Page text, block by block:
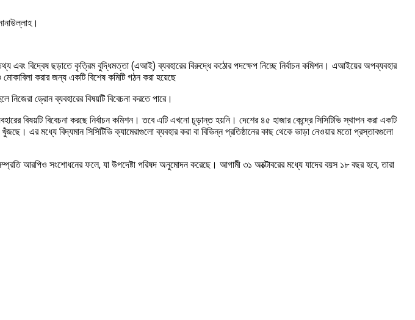
এবং বিদ্বেষ ছড়াতে কৃত্রিম বুদ্ধিমত্তা (এআই) ব্যবহারের বিরুদ্ধে কঠোর পদক্ষেপ নিচ্ছে নির্বাচন কমিশন। এআইয়ের অপব্যবহার
করার জন্য একটি বিশেষ কমিটি গঠন করা হয়েছে
নিজেরা ড্রোন ব্যবহারের বিষয়টি বিবেচনা করতে পারে।
বিষয়টি বিবেচনা করছে নির্বাচন কমিশন। তবে এটি এখনো চূড়ান্ত হয়নি। দেশের ৪৫ হাজার কেন্দ্রে সিসিটিভি স্থাপন করা একটি
এর মধ্যে বিদ্যমান সিসিটিভি ক্যামেরাগুলো ব্যবহার করা বা বিভিন্ন প্রতিষ্ঠানের কাছ থেকে ভাড়া নেওয়ার মতো প্রস্তাবগুলো
আরপিও সংশোধনের ফলে, যা উপদেষ্টা পরিষদ অনুমোদন করেছে। আগামী ৩১ অক্টোবরের মধ্যে যাদের বয়স ১৮ বছর হবে, তারা